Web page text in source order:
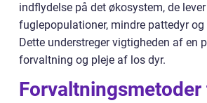
indflydelse på det økosystem, de
fuglepopulationer, mindre pattedyr og
Dette understreger vigtigheden af en
forvaltning og pleje af los dyr.